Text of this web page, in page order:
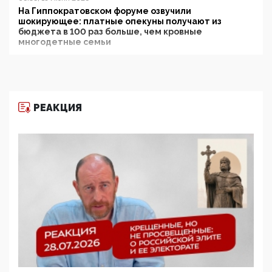
На Гиппократовском форуме озвучили
шокирующее: платные опекуны получают из
бюджета в 100 раз больше, чем кровные
многодетные семьи
11:53, 09 Июня 2026
деятельность ИИТО ЮНЕСКО в России, но
цифроглобалисты продолжают определять
повестку в образовании
09:43, 01 Июня 2026
5G за счет здоровья граждан: Минцифры намерено
отобрать у регионов и муниципалитетов право
защищать жилые дома и социальные объекты от
05:58, 26 Мая 2026
Роскомнадзор освободили от борца с
деструктивным и опасным контентом
РЕАКЦИЯ